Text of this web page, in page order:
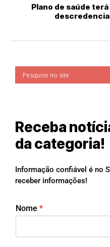
Plano de saúde
Receba
da categoria!
Informação confiável é no
receber informações!
Nome *